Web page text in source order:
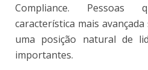
Compliance. Pessoas
característica mais
uma posição natural de
importantes.